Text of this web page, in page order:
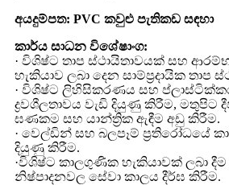
අයදුම්පත: PVC කවුළු පැතිකඩ සඳහා
කාර්ය සාධන විශේෂාංග:
· විශිෂ්ට තාප ස්ථායිතාවයක් සහ
හැකියාව ලබා දෙන සාම්ප්‍රදායික තාප
· විශිෂ්ට ලිහිසිකරණය සහ
ද්‍රවශීලතාවය වැඩි දියුණු කිරීම, මතුපිට
ඝණකම සහ යාන්ත්‍රික ඇඳීම අඩු කිරීම.
· වෙල්ඩින් සහ බලපෑම් ප්‍රතිරෝධයේ
දියුණු කිරීම.
·විශිෂ්ට කාලගුණික හැකියාවක් ලබා
නිෂ්පාදනවල සේවා කාලය දීර්ඝ කිරීම.